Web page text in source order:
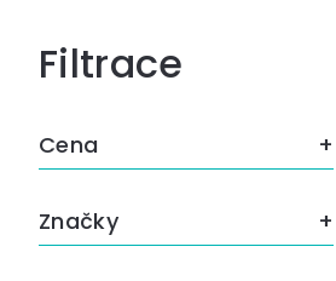
Bočný
panel
Cena
Značky